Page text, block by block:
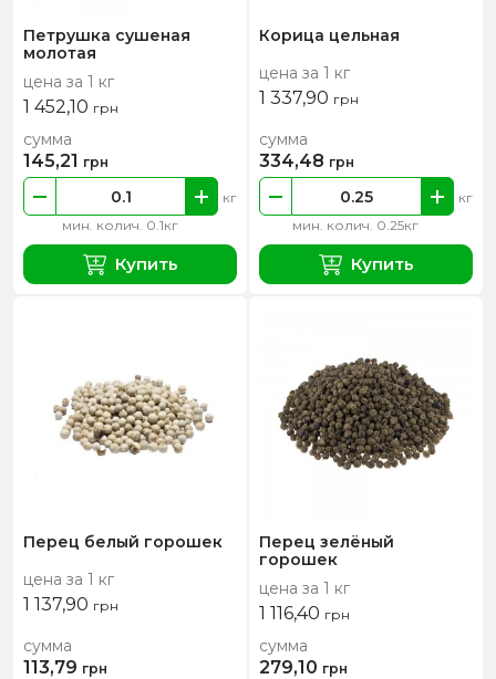
Петрушка сушеная
молотая
цена за 1 кг
1 452,10 грн
мин. колич. 0.1кг
кг
сумма
145,21 грн
Купить
Корица цельная
цена за 1 кг
1 337,90 грн
мин. колич. 0.25кг
кг
сумма
334,48 грн
Купить
Перец белый горошек
цена за 1 кг
1 137,90 грн
сумма
113,79 грн
Перец зелёный
горошек
цена за 1 кг
1 116,40 грн
сумма
279,10 грн